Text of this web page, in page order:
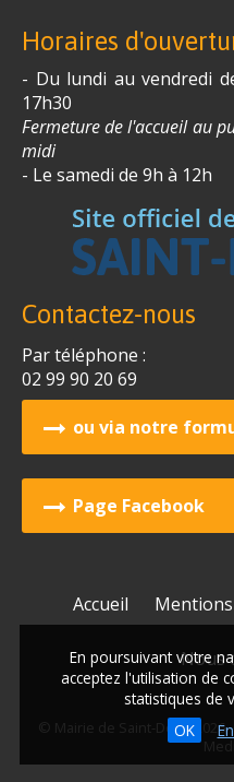
En poursuivant votre
acceptez l'utilisation de
statistiques de
OK
Horaires
- Du lundi au vendredi
17h30
Fermeture de l'accueil au
midi
- Le samedi de 9h à 12h
Contactez-nous
Par téléphone :
02 99 90 20 69
ou via notre
Page Facebook
Accueil
Nous
© Mairie de Saint-Dolay